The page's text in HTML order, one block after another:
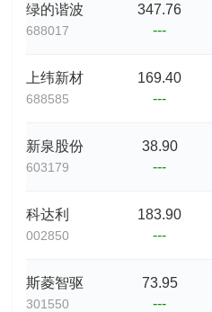
绿的谐波
688017
347.76
---
上纬新材
688585
169.40
---
新泉股份
603179
38.90
---
科达利
002850
183.90
---
斯菱智驱
301550
73.95
---